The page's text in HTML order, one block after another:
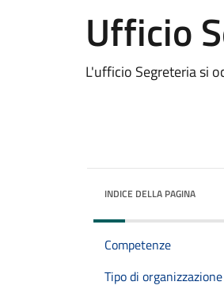
Ufficio
L'ufficio Segreteria si
INDICE DELLA PAGINA
Competenze
Tipo di organizzazione